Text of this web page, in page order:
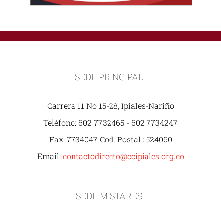
SEDE PRINCIPAL :
Carrera 11 No 15-28, Ipiales-Nariño
Teléfono: 602 7732465 - 602 7734247
Fax: 7734047 Cod. Postal : 524060
Email: contactodirecto@ccipiales.org.co
SEDE MISTARES :